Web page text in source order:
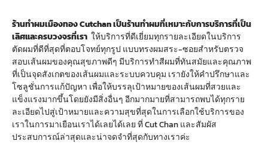
ร้านทำผมเมืองทอง Cutchan เป็นร้านทำผมที่เหมาะกับการบริการที่เป็น
เลิศและครบวงจรที่เรา ให้บริการที่ดีเยี่ยมทุกรายละเอียดในบริการ
ตัดผมที่ดีที่สุดที่ตอบโจทย์ทุกรูป แบบทรงผมสระ-ซอยสำหรับตรวจ
สอบเส้นผมของคุณสุขภาพดีๆ มีบริการทำสีผมที่ทันสมัยและคุณภาพ
ที่เป็นจุดสังเกตของเส้นผมและระบบควบคุม เรายังให้คำปรึกษาและ
โซลูชั่นการแก้ปัญหา เพื่อให้บรรลุเป้าหมายของเส้นผมที่สวยและ
แข็งแรงมากขึ้นโดยยังมีสิ่งอื่นๆ อีกมากมายที่สามารถพบได้ทุกราย
ละเอียดไปสู่เป้าหมายและความสุขที่สุดในการเลือกใช้บริการของ
เราในการมาเยือนเราได้เลยได้เลย ที่ Cut Chan และสัมผัส
ประสบการณ์ล่าสุดและน่าจดจำที่สุดกับทางเราค่ะ